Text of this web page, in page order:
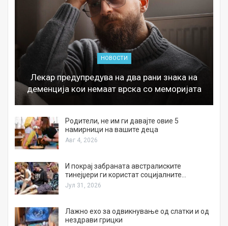
НОВОСТИ
Лекар предупредува на два рани знака на
деменција кои немаат врска со меморијата
Родители, не им ги давајте овие 5
намирници на вашите деца
Авг 4, 2026
И покрај забраната австралиските
тинејџери ги користат социјалните…
Јул 31, 2026
Лажно ехо за одвикнување од слатки и од
нездрави грицки